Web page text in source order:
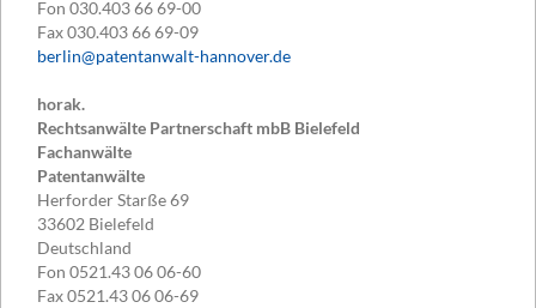
Fon 030.403 66 69-00
Fax030.403 66 69-09
berlin@patentanwalt-hannover.de
horak.
Rechtsanwälte Partnerschaft mbB Bielefeld
Fachanwälte
Patentanwälte
Herforder Starße 69
33602 Bielefeld
Deutschland
Fon 0521.43 06 06-60
Fax0521.43 06 06-69